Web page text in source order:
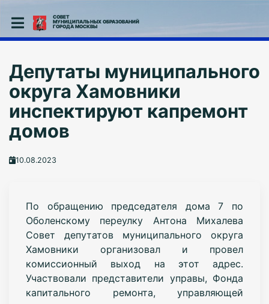
СОВЕТ
МУНИЦИПАЛЬНЫХ ОБРАЗОВАНИЙ
ГОРОДА МОСКВЫ
Депутаты муниципального
округа Хамовники
инспектируют капремонт
домов
10.08.2023
По обращению председателя дома 7 по
Оболенскому переулку Антона Михалева
Совет депутатов муниципального округа
Хамовники организовал и провел
комиссионный выход на этот адрес.
Участвовали представители управы, Фонда
капитального ремонта, управляющей